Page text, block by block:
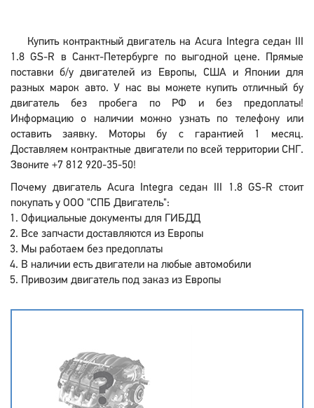
Купить контрактный двигатель на Acura Integra седан III
1.8 GS-R в Санкт-Петербурге по выгодной цене. Прямые
поставки б/у двигателей из Европы, США и Японии для
разных марок авто. У нас вы можете купить отличный бу
двигатель без пробега по РФ и без предоплаты!
Информацию о наличии можно узнать по телефону или
оставить заявку. Моторы бу с гарантией 1 месяц.
Доставляем контрактные двигатели по всей территории СНГ.
Звоните +7 812 920-35-50!
Почему двигатель Acura Integra седан III 1.8 GS-R стоит
покупать у ООО "СПБ Двигатель":
Официальные документы для ГИБДД
Все запчасти доставляются из Европы
Мы работаем без предоплаты
В наличии есть двигатели на любые автомобили
Привозим двигатель под заказ из Европы